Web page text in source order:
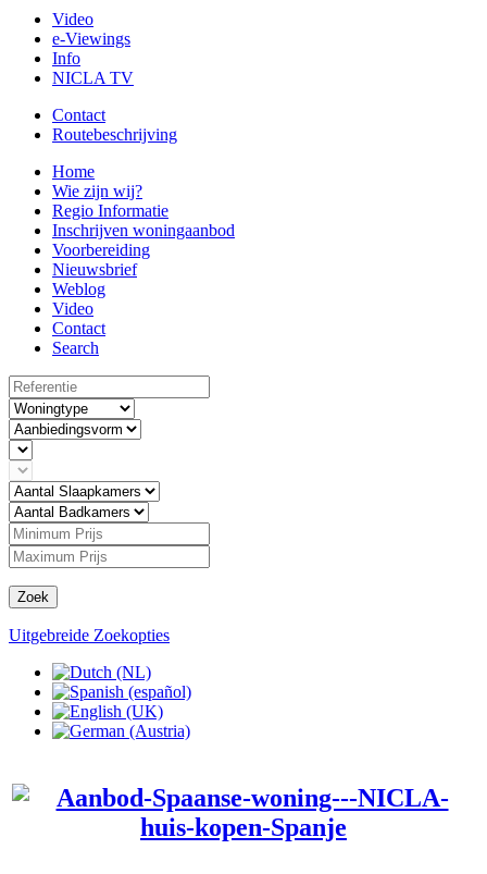
Video
e-Viewings
Info
NICLA TV
Contact
Routebeschrijving
Home
Wie zijn wij?
Regio Informatie
Inschrijven woningaanbod
Voorbereiding
Nieuwsbrief
Weblog
Video
Contact
Search
Zoek
Uitgebreide Zoekopties